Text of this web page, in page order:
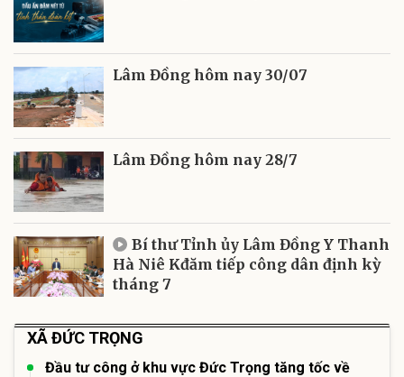
Lâm Đồng hôm nay 30/07
Lâm Đồng hôm nay 28/7
Bí thư Tỉnh ủy Lâm Đồng Y Thanh
Hà Niê Kđăm tiếp công dân định kỳ
tháng 7
XÃ ĐỨC TRỌNG
Đầu tư công ở khu vực Đức Trọng tăng tốc về